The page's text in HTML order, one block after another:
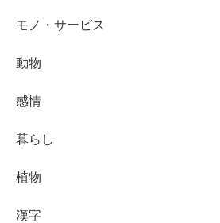
モノ・サービス
動物
感情
暮らし
植物
漢字